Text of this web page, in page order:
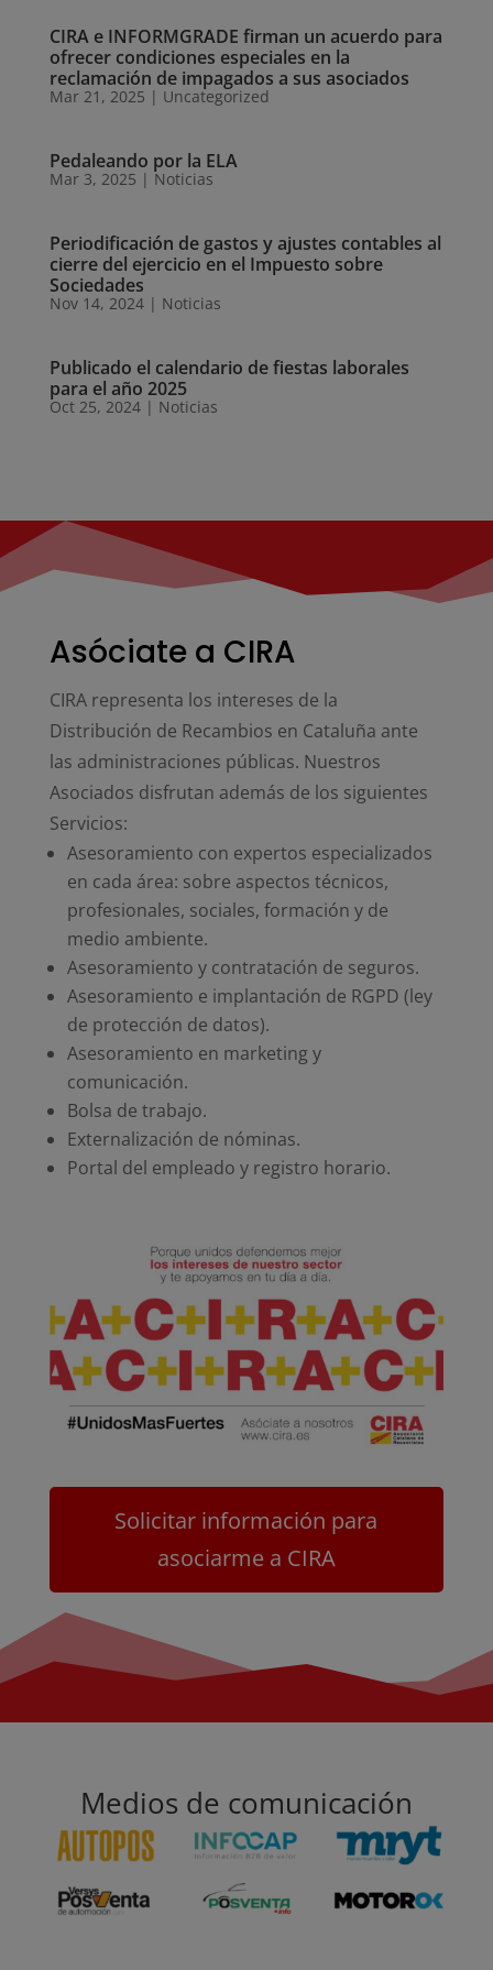
CIRA e INFORMGRADE firman un acuerdo para
ofrecer condiciones especiales en la
reclamación de impagados a sus asociados
Mar 21, 2025 | Uncategorized
Pedaleando por la ELA
Mar 3, 2025 | Noticias
Periodificación de gastos y ajustes contables al
cierre del ejercicio en el Impuesto sobre
Sociedades
Nov 14, 2024| Noticias
Publicado el calendario de fiestas laborales
para el año 2025
Oct 25, 2024| Noticias
Asóciate a CIRA
CIRA representa los intereses de la
Distribución de Recambios en Cataluña ante
las administraciones públicas. Nuestros
Asociados disfrutan además de los siguientes
Servicios:
Asesoramiento con expertos especializados
en cada área: sobre aspectos técnicos,
profesionales, sociales, formación y de
medio ambiente.
Asesoramiento y contratación de seguros.
Asesoramiento e implantación de RGPD (ley
de protección de datos).
Asesoramiento en marketing y
comunicación.
Bolsa de trabajo.
Externalización de nóminas.
Portal del empleado y registro horario.
Solicitar información para
asociarme a CIRA
Medios de comunicación